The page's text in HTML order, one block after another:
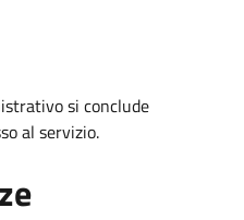
si conclude
al servizio.